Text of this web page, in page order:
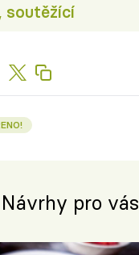
soutěžící
Návrhy pro vás